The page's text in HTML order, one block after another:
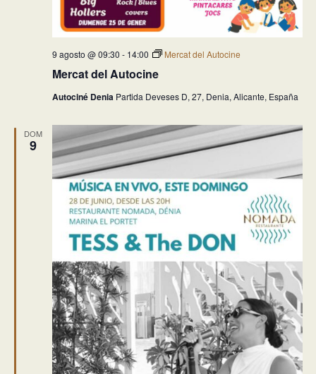
Mercat del Autocine
9 agosto @ 09:30 - 14:00 Mercat del Autocine
Autociné Denia Partida Deveses D, 27, Denia, Alicante, España
DOM
9